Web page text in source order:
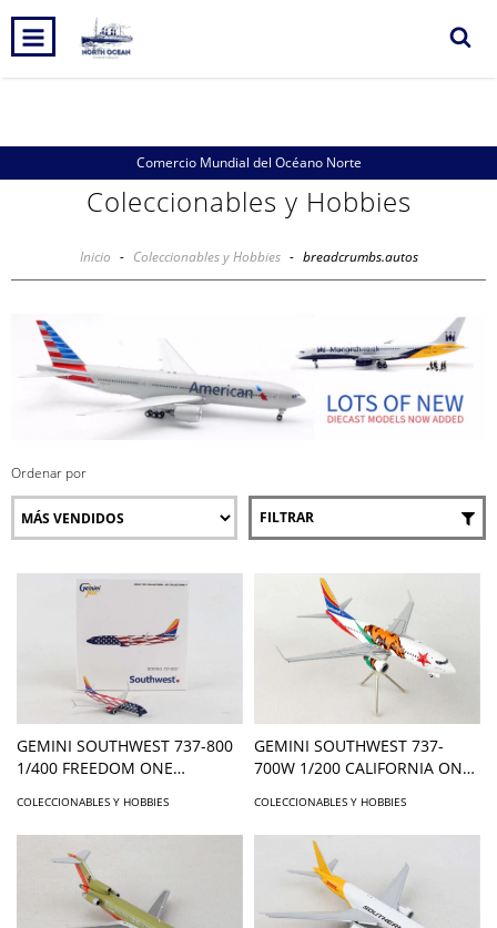
INICIO 0
Comercio Mundial del Océano Norte
Coleccionables y Hobbies
Inicio - Coleccionables y Hobbies - breadcrumbs.autos
Ordenar por
FILTRAR
GEMINI SOUTHWEST 737-800
1/400 FREEDOM ONE
COLECCIONABLES Y HOBBIES
GEMINI SOUTHWEST 737-
700W 1/200 CALIFORNIA ONE
COLECCIONABLES Y HOBBIES